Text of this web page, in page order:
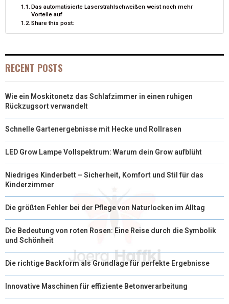
R
Das automatisierte Laserstrahlschweißen weist noch mehr
Vorteile auf
Share this post:
RECENT POSTS
Wie ein Moskitonetz das Schlafzimmer in einen ruhigen
Rückzugsort verwandelt
Schnelle Gartenergebnisse mit Hecke und Rollrasen
LED Grow Lampe Vollspektrum: Warum dein Grow aufblüht
Niedriges Kinderbett – Sicherheit, Komfort und Stil für das
Kinderzimmer
Die größten Fehler bei der Pflege von Naturlocken im Alltag
Die Bedeutung von roten Rosen: Eine Reise durch die Symbolik
und Schönheit
Die richtige Backform als Grundlage für perfekte Ergebnisse
Innovative Maschinen für effiziente Betonverarbeitung